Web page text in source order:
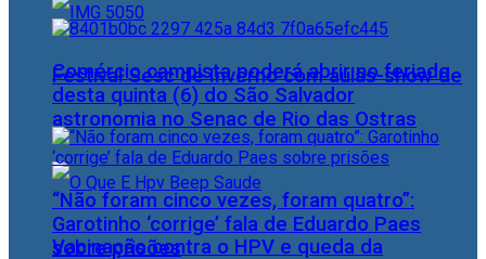
Festival Sesc de Inverno com aulas-show de
astronomia no Senac de Rio das Ostras
Vacinação contra o HPV e queda da
Comércio campista poderá abrir no feriado
desta quinta (6) do São Salvador
“Não foram cinco vezes, foram quatro”:
Garotinho ‘corrige’ fala de Eduardo Paes
sobre prisões